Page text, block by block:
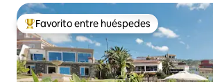
De los mejores en Favorito entre huéspedes
Favorito entre huéspedes